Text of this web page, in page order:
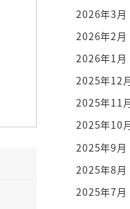
2026年3月
2026年2月
2026年1月
2025年12
2025年11
2025年10
2025年9月
2025年8月
2025年7月